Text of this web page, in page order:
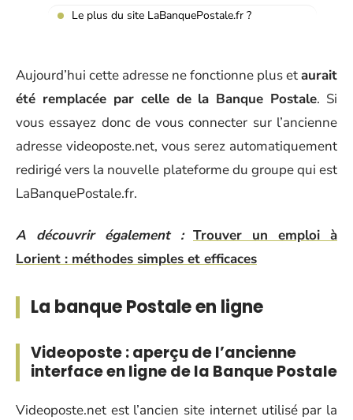
Le plus du site LaBanquePostale.fr ?
Aujourd’hui cette adresse ne fonctionne plus etaurait
été remplacée par celle de la Banque Postale. Si
vous essayez donc de vous connecter sur l’ancienne
adresse videoposte.net, vous serez automatiquement
redirigé vers la nouvelle plateforme du groupe qui est
LaBanquePostale.fr.
A découvrir également : Trouver un emploi à
Lorient : méthodes simples et efficaces
La banque Postale en ligne
Videoposte : aperçu de l’ancienne
interface en ligne de la Banque Postale
Videoposte.net est l’ancien site internet utilisé par la